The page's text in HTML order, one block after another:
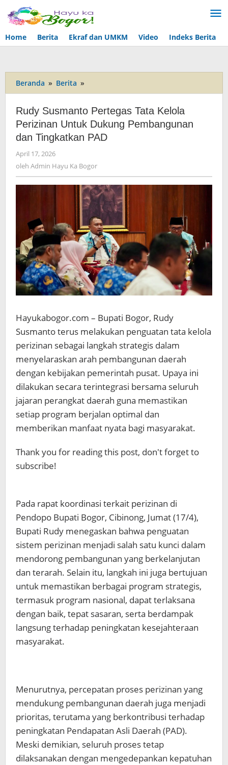
Lewati
ke
konten
Home
Berita Ekraf dan UMKM Video Indeks Berita
Beranda » Berita »
Susmanto
Tata
Kelola
Perizinan
Pembangunan
dan
Tingkatkan
PAD
Rudy Susmanto Pertegas Tata Kelola
Perizinan Untuk Dukung Pembangunan
dan Tingkatkan PAD
April 17, 2026
Admin
Hayu
Ka
Bogor
oleh Admin Hayu Ka Bogor
Hayukabogor.com – Bupati Bogor, Rudy
Susmanto terus melakukan penguatan tata kelola
perizinan sebagai langkah strategis dalam
menyelaraskan arah pembangunan daerah
dengan kebijakan pemerintah pusat. Upaya ini
dilakukan secara terintegrasi bersama seluruh
jajaran perangkat daerah guna memastikan
setiap program berjalan optimal dan
memberikan manfaat nyata bagi masyarakat.
Thank you for reading this post, don't forget to
subscribe!
Pada rapat koordinasi terkait perizinan di
Pendopo Bupati Bogor, Cibinong, Jumat (17/4),
Bupati Rudy menegaskan bahwa penguatan
sistem perizinan menjadi salah satu kunci dalam
mendorong pembangunan yang berkelanjutan
dan terarah. Selain itu, langkah ini juga bertujuan
untuk memastikan berbagai program strategis,
termasuk program nasional, dapat terlaksana
dengan baik, tepat sasaran, serta berdampak
langsung terhadap peningkatan kesejahteraan
masyarakat.
Menurutnya, percepatan proses perizinan yang
mendukung pembangunan daerah juga menjadi
prioritas, terutama yang berkontribusi terhadap
peningkatan Pendapatan Asli Daerah (PAD).
Meski demikian, seluruh proses tetap
dilaksanakan dengan mengedepankan kepatuhan